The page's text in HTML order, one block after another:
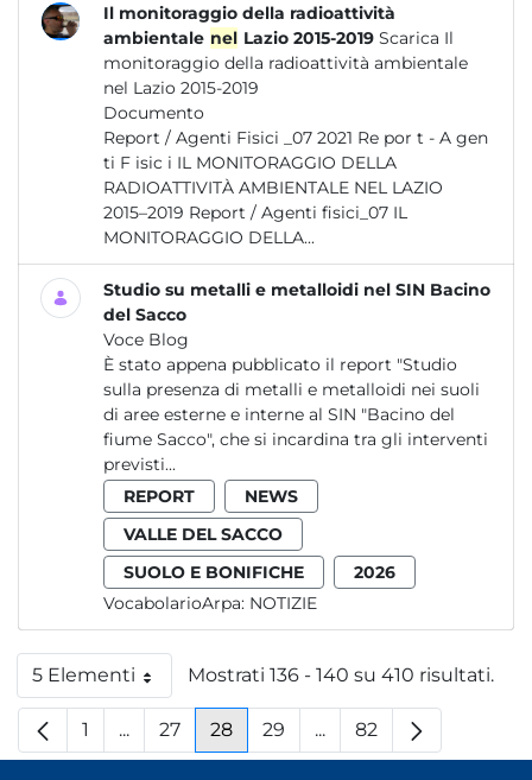
Il monitoraggio della radioattività
ambientale nel Lazio 2015-2019 Scarica Il
monitoraggio della radioattività ambientale
nel Lazio 2015-2019
Documento
Report / Agenti Fisici _07 2021 Re por t - A gen
ti F isic i IL MONITORAGGIO DELLA
RADIOATTIVITÀ AMBIENTALE NEL LAZIO
2015–2019 Report / Agenti fisici_07 IL
MONITORAGGIO DELLA...
Studio su metalli e metalloidi nel SIN Bacino
del Sacco
Voce Blog
È stato appena pubblicato il report "Studio
sulla presenza di metalli e metalloidi nei suoli
di aree esterne e interne al SIN "Bacino del
fiume Sacco", che si incardina tra gli interventi
previsti...
REPORT
NEWS
VALLE DEL SACCO
SUOLO E BONIFICHE
2026
VocabolarioArpa: NOTIZIE
5 ElementiPer paginaMostrati 136 - 140 su 410 risultati.
Pagina
1 ...Pagine intermedie
Pagina
27 Pagina
28 Pagina
29 ...Pagine intermedie
Pagina
82